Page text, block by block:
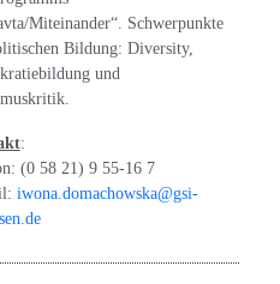
Miteinander“. Schwerpunkte
Bildung: Diversity,
und
:
(0 58 21) 9 55-16 7
iwona.domachowska@gsi-